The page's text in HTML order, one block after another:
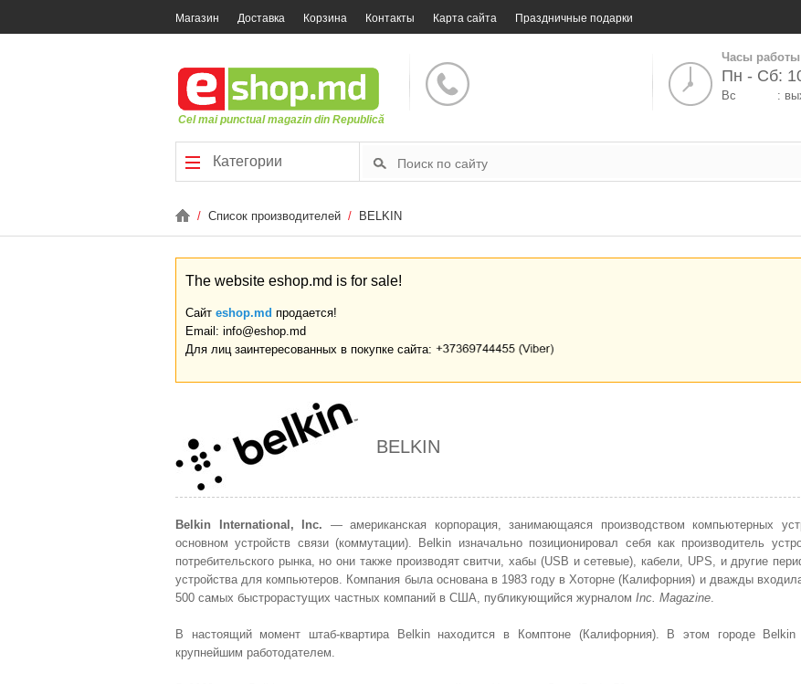
Магазин Доставка Корзина Контакты Карта сайта Праздничные подарки
Cel mai punctual magazin din Republică
Часы работы
Пн - Сб:
Вс :
Категории
/ Список производителей / BELKIN
The website eshop.md is for sale!
Сайт eshop.md продается!
Email: info@eshop.md
Для лиц заинтересованных в покупке сайта:
BELKIN
Belkin International, Inc. — американская корпорация, занимающаяся производством компьютерных
основном устройств связи (коммутации). Belkin изначально позиционировал себя как производитель
потребительского рынка, но они также производят свитчи, хабы (USB и сетевые), кабели, UPS, и другие
устройства для компьютеров. Компания была основана в 1983 году вХоторне (Калифорния) и дважды
500 самых быстрорастущих частных компаний в США, публикующийся журналом Inc. Magazine.
В настоящий момент штаб-квартира Belkin находится в Комптоне (Калифорния). В этом городе Belkin
крупнейшим работодателем.